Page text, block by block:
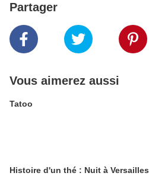
Partager
Vous aimerez aussi
Tatoo
Histoire d'un thé : Nuit à Versailles